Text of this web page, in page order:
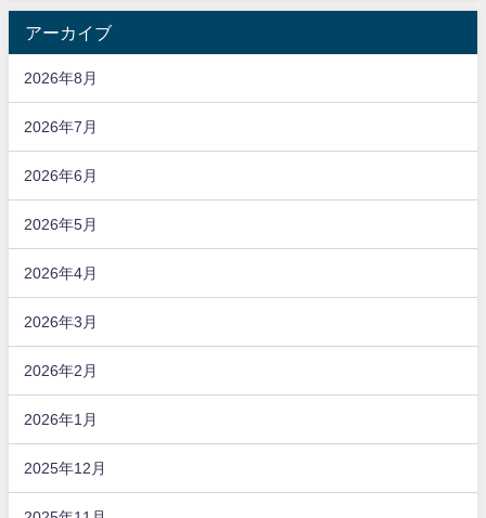
アーカイブ
2026年8月
2026年7月
2026年6月
2026年5月
2026年4月
2026年3月
2026年2月
2026年1月
2025年12月